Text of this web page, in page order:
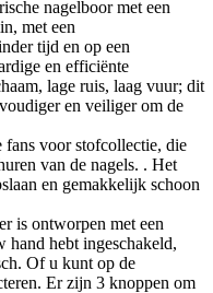
nagelboor met een
met een
tijd en op een
en efficiënte
lage ruis, laag vuur; dit
en veiliger om de
voor stofcollectie, die
van de nagels. . Het
en gemakkelijk schoon
is ontworpen met een
hand hebt ingeschakeld,
Of u kunt op de
Er zijn 3 knoppen om